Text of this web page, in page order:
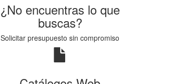
¿No encuentras lo que
buscas?
Solicitar presupuesto sin compromiso